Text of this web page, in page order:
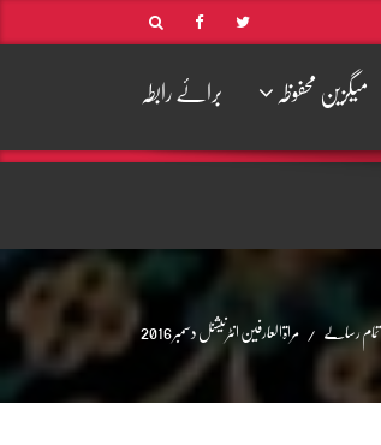
میگزین محفوظہ برائے رابطہ
تمام رسالے مراۃالعارفین انٹرنیشنل دسمبر 2016